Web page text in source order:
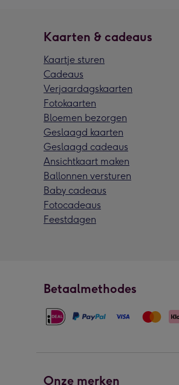
Kaarten & cadeaus
Kaartje sturen
Cadeaus
Verjaardagskaarten
Fotokaarten
Bloemen bezorgen
Geslaagd kaarten
Geslaagd cadeaus
Ansichtkaart maken
Ballonnen versturen
Baby cadeaus
Fotocadeaus
Feestdagen
Betaalmethodes
Onze merken